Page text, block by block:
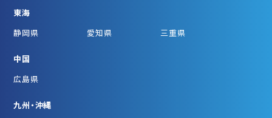
東海
静岡県
愛知県 三重県
中国
広島県
九州・沖縄